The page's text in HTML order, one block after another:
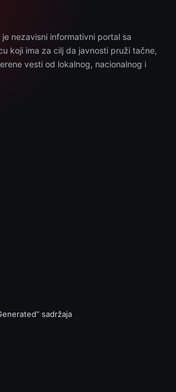
nezavisni informativni portal sa
koji ima za cilj da javnosti pruži tačne,
vesti od lokalnog, nacionalnog i
sadržaja